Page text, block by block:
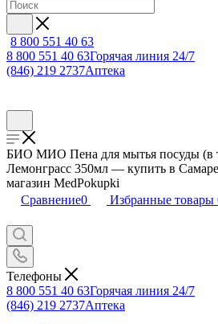
8 800 551 40 63
8 800 551 40 63Горячая линия 24/7
(846) 219 2737Аптека
БИО МИО Пена для мытья посуды (в
Лемонграсс 350мл — купить в
магазин MedPokupki
Сравнение0 Избранные товары
Телефоны
8 800 551 40 63Горячая линия 24/7
(846) 219 2737Аптека